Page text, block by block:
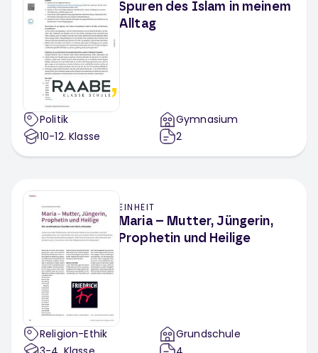
Spuren des Islam in meinem
Alltag
Politik
10-12. Klasse
Gymnasium
2
EINHEIT
Maria – Mutter, Jüngerin,
Prophetin und Heilige
Religion-Ethik
Grundschule